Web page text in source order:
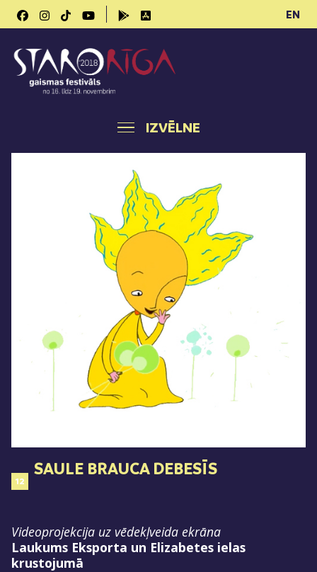
EN
IZVĒLNE
12
SAULE BRAUCA DEBESĪS
Videoprojekcija uz vēdekļveida ekrāna
Laukums Eksporta un Elizabetes ielas
krustojumā